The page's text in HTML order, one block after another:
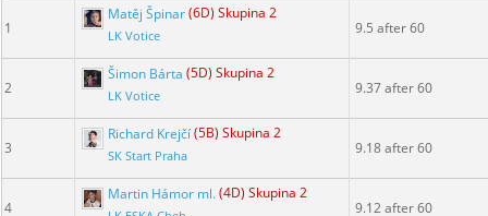
1
Matěj Špinar(6D) Skupina 2
LK Votice 9.5 after 60
2
Šimon Bárta (5D) Skupina 2
LK Votice 9.37 after 60
3
Richard Krejčí(5B) Skupina 2
SK Start Praha 9.18 after 60
4
Martin Hámor ml.(4D) Skupina 2
9.12 after 60